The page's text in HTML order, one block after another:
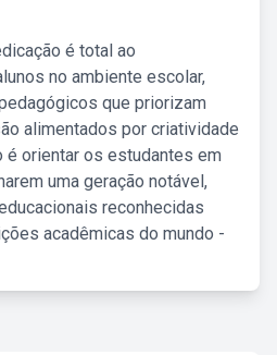
é total ao
no ambiente escolar,
que priorizam
alimentados por criatividade
é orientar os estudantes em
uma geração notável,
reconhecidas
acadêmicas do mundo -